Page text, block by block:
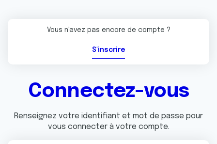
Connectez-vous
Renseignez votre identifiant et mot de passe pour
vous connecter à votre compte.
Vous n'avez pas encore de compte ?
S'inscrire